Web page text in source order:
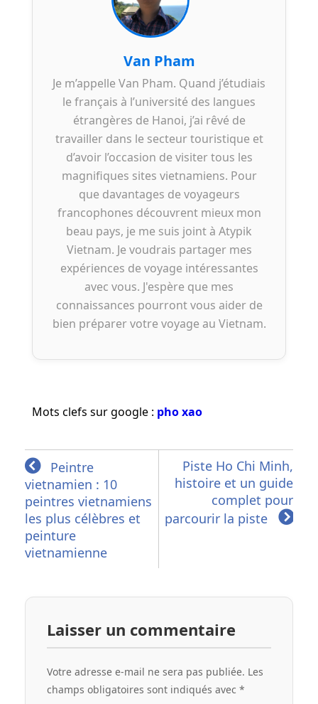
Van Pham
Je m’appelle Van Pham. Quand j’étudiais
le français à l’université des langues
étrangères de Hanoi, j’ai rêvé de
travailler dans le secteur touristique et
d’avoir l’occasion de visiter tous les
magnifiques sites vietnamiens. Pour
que davantages de voyageurs
francophones découvrent mieux mon
beau pays, je me suis joint à Atypik
Vietnam. Je voudrais partager mes
expériences de voyage intéressantes
avec vous. J'espère que mes
connaissances pourront vous aider de
bien préparer votre voyage au Vietnam.
Mots clefs sur google : pho xao
Peintre
vietnamien : 10
peintres vietnamiens
les plus célèbres et
peinture
vietnamienne
Piste Ho Chi Minh,
histoire et un guide
complet pour
parcourir la piste
Laisser un commentaire
Votre adresse e-mail ne sera pas publiée. Les
champs obligatoires sont indiqués avec *